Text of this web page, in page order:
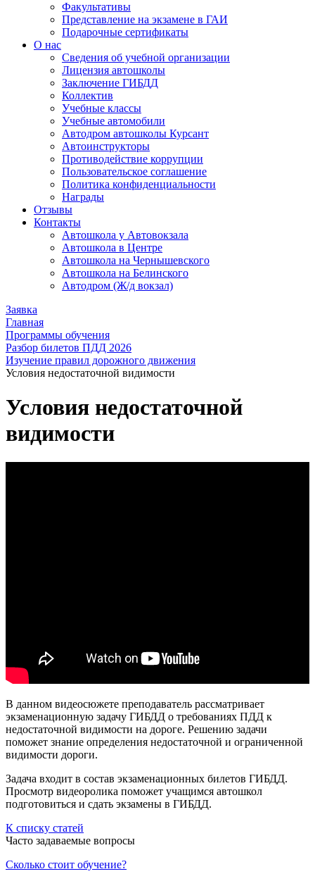
Факультативы
Представление на экзамене в ГАИ
Подарочные сертификаты
О нас
Сведения об учебной организации
Лицензия автошколы
Заключение ГИБДД
Коллектив
Учебные классы
Учебные автомобили
Автодром автошколы Курсант
Автоинструкторы
Противодействие коррупции
Пользовательское соглашение
Политика конфиденциальности
Награды
Отзывы
Контакты
Автошкола у Автовокзала
Автошкола в Центре
Автошкола на Чернышевского
Автошкола на Белинского
Автодром (Ж/д вокзал)
Заявка
Главная
Программы обучения
Разбор билетов ПДД 2026
Изучение правил дорожного движения
Условия недостаточной видимости
Условия недостаточной
видимости
В данном видеосюжете преподаватель рассматривает
экзаменационную задачу ГИБДД о требованиях ПДД к
недостаточной видимости на дороге. Решению задачи
поможет знание определения недостаточной и ограниченной
видимости дороги.
Задача входит в состав экзаменационных билетов ГИБДД.
Просмотр видеоролика поможет учащимся автошкол
подготовиться и сдать экзамены в ГИБДД.
К списку статей
Часто задаваемые вопросы
Сколько стоит обучение?